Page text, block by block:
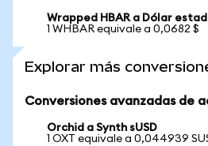
Wrapped HBAR a Dólar
1 WHBAR equivale a 0,0682 $
Explorar más
Conversiones avanzadas de
Orchid a Synth sUSD
1 OXT equivale a 0,044939